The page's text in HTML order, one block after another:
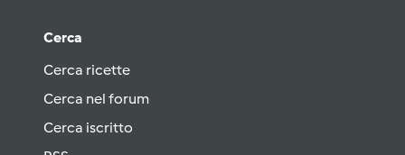
Cerca
Cerca ricette
Cerca nel forum
Cerca iscritto